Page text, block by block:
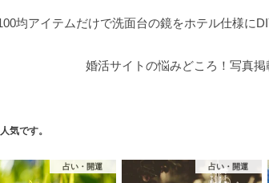
均アイテムだけで洗面台の鏡をホテル仕様に
婚活サイトの悩みどころ！写真掲
気です。
占い・開運 占い・開運